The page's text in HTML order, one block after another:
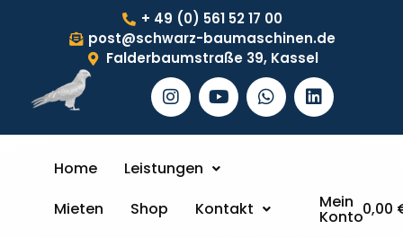
+ 49 (0) 561 52 17 00
post@schwarz-baumaschinen.de
Falderbaumstraße 39, Kassel
Home
Leistungen
Mieten
Shop
Kontakt
Mein
Konto0,00